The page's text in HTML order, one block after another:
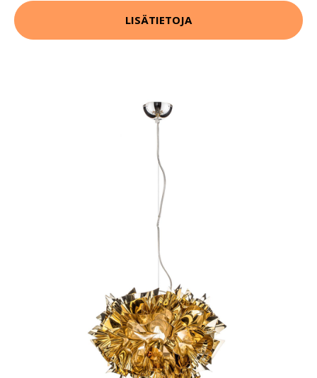
LISÄTIETOJA